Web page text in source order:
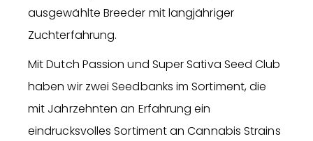
ausgewählte Breeder mit langjähriger
Zuchterfahrung.
Mit Dutch Passion und Super Sativa Seed Club
haben wir zwei Seedbanks im Sortiment, die
mit Jahrzehnten an Erfahrung ein
eindrucksvolles Sortiment an Cannabis Strains